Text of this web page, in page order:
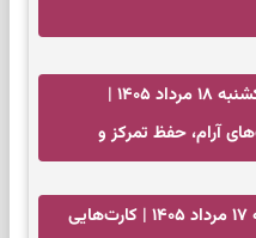
فال فرشتگان امروز یکشنبه ۱۸ مرداد ۱۴۰۵ |
آرام، حفظ تمرکز و
فال تاروت امروز شنبه ۱۷ مرداد ۱۴۰۵ | کارت‌هایی